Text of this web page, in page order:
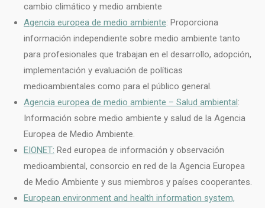
cambio climático y medio ambiente
Agencia europea de medio ambiente: Proporciona
información independiente sobre medio ambiente tanto
para profesionales que trabajan en el desarrollo, adopción,
implementación y evaluación de políticas
medioambientales como para el público general.
Agencia europea de medio ambiente – Salud ambiental:
Información sobre medio ambiente y salud de la Agencia
Europea de Medio Ambiente.
EIONET: Red europea de información y observación
medioambiental, consorcio en red de la Agencia Europea
de Medio Ambiente y sus miembros y países cooperantes.
European environment and health information system,